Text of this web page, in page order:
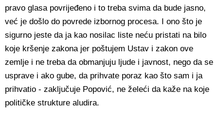
pravo glasa povrijeđeno i to treba svima da bude jasno,
već je došlo do povrede izbornog procesa. I ono što je
sigurno jeste da ja kao nosilac liste neću pristati na bilo
koje kršenje zakona jer poštujem Ustav i zakon ove
zemlje i ne treba da obmanjuju ljude i javnost, nego da se
usprave i ako gube, da prihvate poraz kao što sam i ja
prihvatio - zaključuje Popović, ne želeći da kaže na koje
političke strukture aludira.